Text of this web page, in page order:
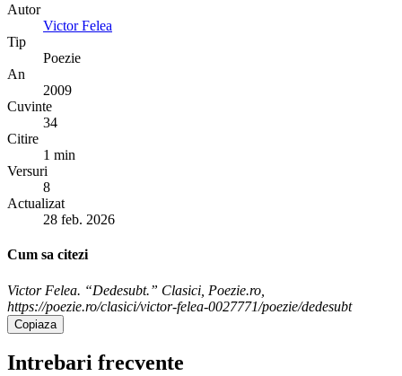
Autor
Victor Felea
Tip
Poezie
An
2009
Cuvinte
34
Citire
1 min
Versuri
8
Actualizat
28 feb. 2026
Cum sa citezi
Victor Felea. “Dedesubt.” Clasici, Poezie.ro,
https://poezie.ro/clasici/victor-felea-0027771/poezie/dedesubt
Copiaza
Intrebari frecvente